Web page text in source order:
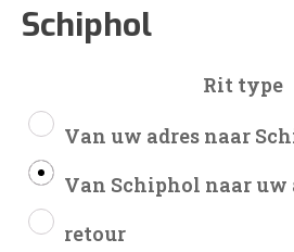
Schiphol
Rit type
Van uw adres naar
Van Schiphol naar uw
retour